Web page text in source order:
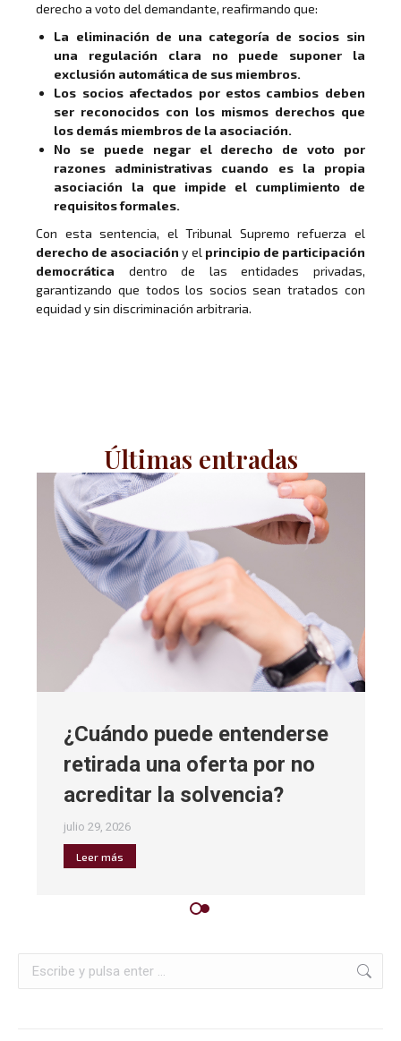
derecho a voto del demandante, reafirmando que:
La eliminación de una categoría de socios sin
una regulación clara no puede suponer la
exclusión automática de sus miembros.
Los socios afectados por estos cambios deben
ser reconocidos con los mismos derechos que
los demás miembros de la asociación.
No se puede negar el derecho de voto por
razones administrativas cuando es la propia
asociación la que impide el cumplimiento de
requisitos formales.
Con esta sentencia, el Tribunal Supremo refuerza el
derecho de asociación y el principio de participación
democrática dentro de las entidades privadas,
garantizando que todos los socios sean tratados con
equidad y sin discriminación arbitraria.
Últimas entradas
¿Cuándo puede entenderse
retirada una oferta por no
acreditar la solvencia?
julio 29, 2026
Leer más